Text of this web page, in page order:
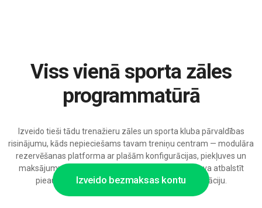
Izveido bezmaksas kontu
Viss vienā sporta zāles
programmatūrā
Izveido tieši tādu trenažieru zāles un sporta kluba pārvaldības
risinājumu, kāds nepieciešams tavam treniņu centram — modulāra
rezervēšanas platforma ar plašām konfigurācijas, piekļuves un
maksājumu risinājumu integrācijas iespējām, gatava atbalstīt
pieaugošu klientu bāzi un AI balstītu automatizāciju.